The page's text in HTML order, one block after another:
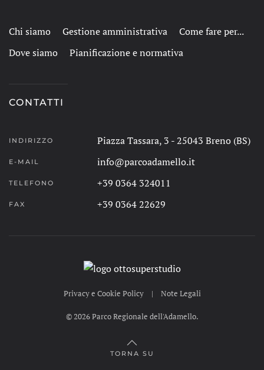
Chi siamo Gestione amministrativa
Come fare per...
Dove siamo
Pianificazione e normativa
CONTATTI
INDIRIZZO Piazza Tassara, 3 - 25043 Breno (BS)
E-MAIL info@parcoadamello.it
TELEFONO +39 0364 324011
FAX +39 0364 22629
Privacy e Cookie Policy| Note Legali
©2026Parco Regionale dell'Adamello.
TORNA SU